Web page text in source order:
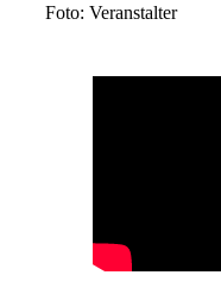
Foto: Veranstalter